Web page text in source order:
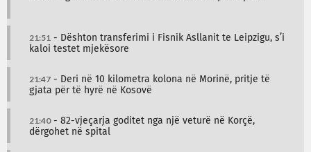
21:51 - Dështon transferimi i Fisnik Asllanit te Leipzigu, s’i
kaloi testet mjekësore
21:47 - Deri në 10 kilometra kolona në Morinë, pritje të
gjata për të hyrë në Kosovë
21:40- 82-vjeçarja goditet nga një veturë në Korçë,
dërgohet në spital